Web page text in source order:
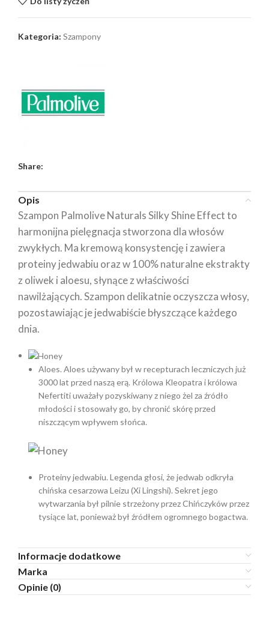
Kategoria: Szampony
Share:
Opis
Szampon Palmolive Naturals Silky Shine Effect to
harmonijna pielęgnacja stworzona dla włosów
zwykłych. Ma kremową konsystencję i zawiera
proteiny jedwabiu oraz w 100% naturalne ekstrakty
z oliwek i aloesu, słynące z właściwości
nawilżających. Szampon delikatnie oczyszcza włosy,
pozostawiając je jedwabiście błyszczące każdego
dnia.
Aloes.Aloes używany był w recepturach leczniczych już
3000 lat przed naszą erą. Królowa Kleopatra i królowa
Nefertiti uważały pozyskiwany z niego żel za źródło
młodości i stosowały go, by chronić skórę przed
niszczącym wpływem słońca.
Proteiny jedwabiu. Legenda głosi, że jedwab odkryła
chińska cesarzowa Leizu (Xi Lingshi). Sekret jego
wytwarzania był pilnie strzeżony przez Chińczyków przez
tysiące lat, ponieważ był źródłem ogromnego bogactwa.
Informacje dodatkowe
Marka
Opinie (0)